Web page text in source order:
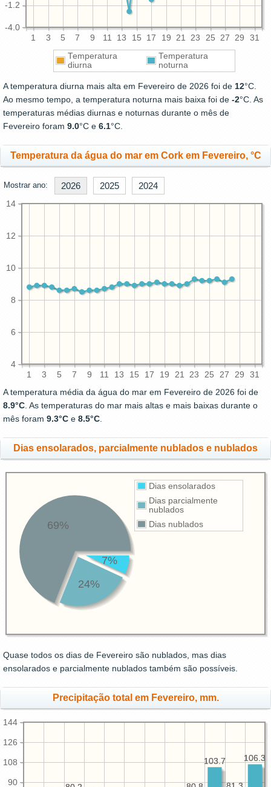
1 3 5 7 9 11 13 15 17 19 21 23 25 27 29 31
-4.0
-1.2
Temperatura
diurna
Temperatura
noturna
A temperatura diurna mais alta em Fevereiro de 2026 foi de 12°C.
Ao mesmo tempo, a temperatura noturna mais baixa foi de -2°C. As
temperaturas médias diurnas e noturnas durante o mês de
Fevereiro foram 9.0°C e 6.1°C.
Temperatura da água do mar em Cork em Fevereiro, °C
Mostrar ano: 2026 2025 2024
1 3 5 7 9 11 13 15 17 19 21 23 25 27 29 31
4
6
8
10
12
14
A temperatura média da água do mar em Fevereiro de 2026 foi de
8.9°C . As temperaturas do mar mais altas e mais baixas durante o
mês foram 9.3°C e 8.5°C
Dias ensolarados, parcialmente nublados e nublados
Dias ensolarados
Dias parcialmente
nublados
Dias nublados
7%
24%
69%
Quase todos os dias de Fevereiro são nublados, mas dias
ensolarados e parcialmente nublados também são possíveis.
Precipitação total em Fevereiro, mm.
90
108
126
144
106.3
103.7 106.3
103.7